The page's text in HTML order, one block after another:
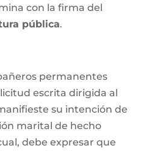
con la firma del
pública.
permanentes
escrita dirigida al
su intención de
marital de hecho
debe expresar que